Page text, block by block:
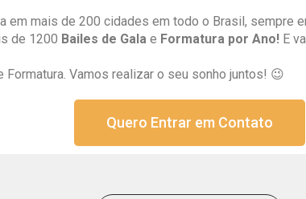
em mais de 200 cidades em todo o Brasil, sempre
de 1200 Bailes de Gala e Formatura por Ano! E
Vamos realizar o seu sonho juntos! 😉
Quero Entrar em Contato